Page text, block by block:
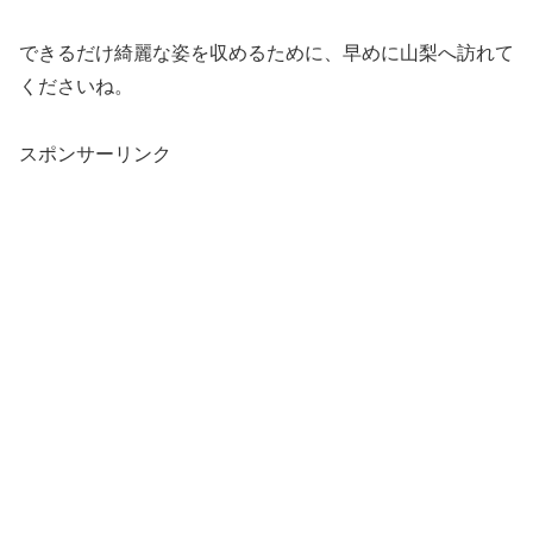
できるだけ綺麗な姿を収めるために、早めに山梨へ訪れて
くださいね。
スポンサーリンク